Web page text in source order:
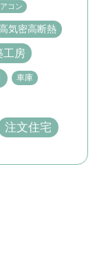
コン
高気密高断熱
工房
車庫
注文住宅